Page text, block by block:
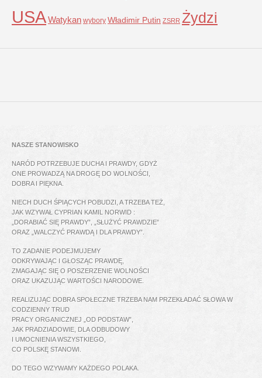
USAWatykan wybory Władimir Putin ZSRR Żydzi
NASZE STANOWISKO
NARÓD POTRZEBUJE DUCHA I PRAWDY, GDYŻ
ONE PROWADZĄ NA DROGĘ DO WOLNOŚCI,
DOBRA I PIĘKNA.
NIECH DUCH ŚPIĄCYCH POBUDZI, A TRZEBA TEŻ,
JAK WZYWAŁ CYPRIAN KAMIL NORWID :
„DORABIAĆ SIĘ PRAWDY”, „SŁUŻYĆ PRAWDZIE”
ORAZ „WALCZYĆ PRAWDĄ I DLA PRAWDY”.
TO ZADANIE PODEJMUJEMY
ODKRYWAJĄC I GŁOSZĄC PRAWDĘ,
ZMAGAJĄC SIĘ O POSZERZENIE WOLNOŚCI
ORAZ UKAZUJĄC WARTOŚCI NARODOWE.
REALIZUJĄC DOBRA SPOŁECZNE TRZEBA NAM PRZEKŁADAĆ SŁOWA W
CODZIENNY TRUD
PRACY ORGANICZNEJ „OD PODSTAW”,
JAK PRADZIADOWIE, DLA ODBUDOWY
I UMOCNIENIA WSZYSTKIEGO,
CO POLSKĘ STANOWI.
DO TEGO WZYWAMY KAŻDEGO POLAKA.